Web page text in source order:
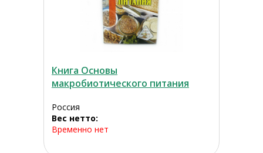
Книга Основы
макробиотического питания
Россия
Вес нетто:
Временно нет